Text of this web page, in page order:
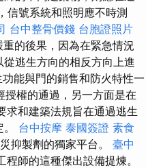
信號系統和照明應不時測
台中整骨價錢 台胞證照片
的後果，因為在緊急情況
逃生方向的相反方向上進
能與門的銷售和防火特性一
授權的通過，另一方面是在
求和建築法規旨在通過逃生
台中按摩 泰國簽證 素食
抑製劑的獨家平台。 臺中
師的這種傑出設備提煉。